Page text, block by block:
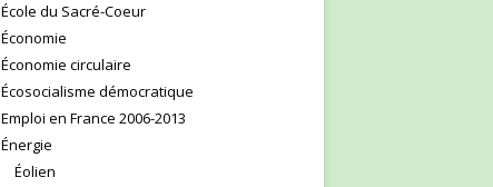
École du Sacré-Coeur
Économie
Économie circulaire
Écosocialisme démocratique
Emploi en France 2006-2013
Énergie
Éolien